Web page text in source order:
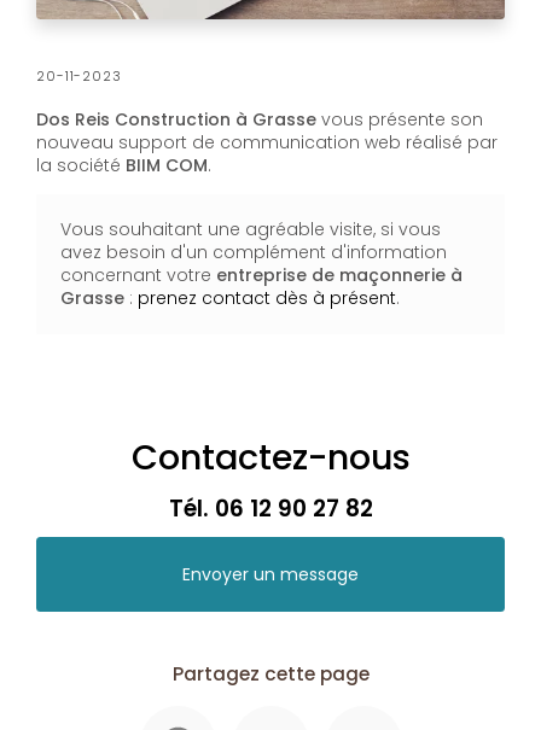
20-11-2023
Dos Reis Construction à Grasse vous présente son
nouveau support de communication web réalisé par
la société BIIM COM.
Vous souhaitant une agréable visite, si vous
avez besoin d'un complément d'information
concernant votre entreprise de maçonnerie à
Grasse : prenez contact dès à présent.
Contactez-nous
Tél. 06 12 90 27 82
Envoyer un message
Partagez cette page